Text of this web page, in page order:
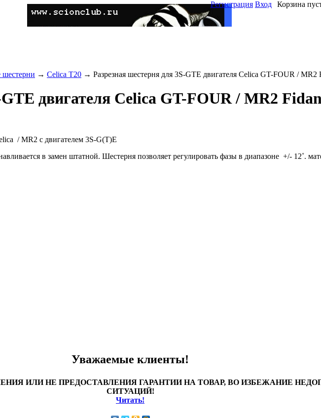
Корзина
Регистрация Вход
шестерни → Celica T20 → Разрезная шестерня для 3S-GTE двигателя Celica GT-FOUR / MR2
двигателя Celica GT-FOUR / MR2
/ MR2 с двигателем 3S-G(T)E
в замен штатной. Шестерня позволяет регулировать фазы в диапазоне +/- 12˚.
Уважаемые клиенты!
ИЛИ НЕ ПРЕДОСТАВЛЕНИЯ ГАРАНТИИ НА ТОВАР, ВО ИЗБЕЖАНИЕ
СИТУАЦИЙ!
Читать!